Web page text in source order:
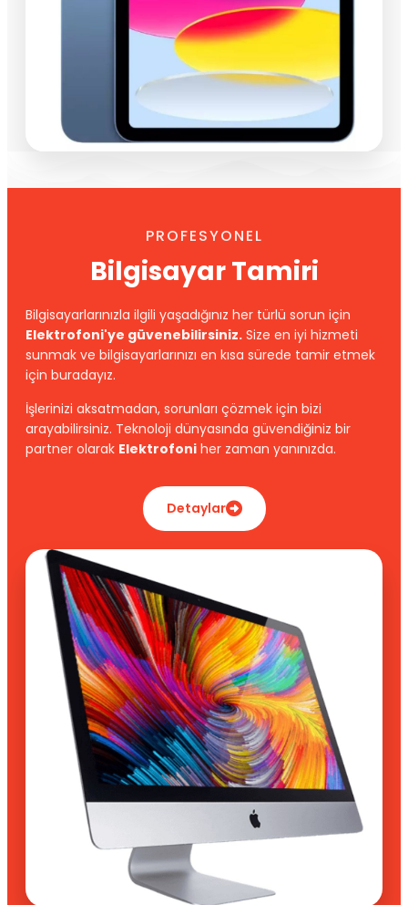
PROFESYONEL
Bilgisayar Tamiri
Bilgisayarlarınızla ilgili yaşadığınız her türlü sorun için
Elektrofoni'ye güvenebilirsiniz. Size en iyi hizmeti
sunmak ve bilgisayarlarınızı en kısa sürede tamir etmek
için buradayız.
İşlerinizi aksatmadan, sorunları çözmek için bizi
arayabilirsiniz. Teknoloji dünyasında güvendiğiniz bir
partner olarak Elektrofoni her zaman yanınızda.
Detaylar